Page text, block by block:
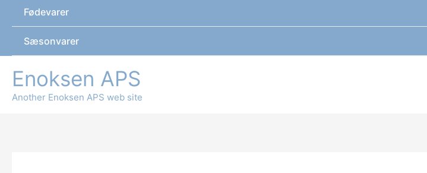
Fødevarer
Sæsonvarer
Enoksen APS
Another Enoksen APS web site